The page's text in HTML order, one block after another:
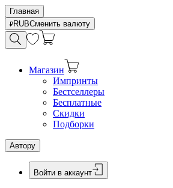
Главная
RUBСменить валюту
Магазин
Импринты
Бестселлеры
Бесплатные
Скидки
Подборки
Автору
Войти в аккаунт